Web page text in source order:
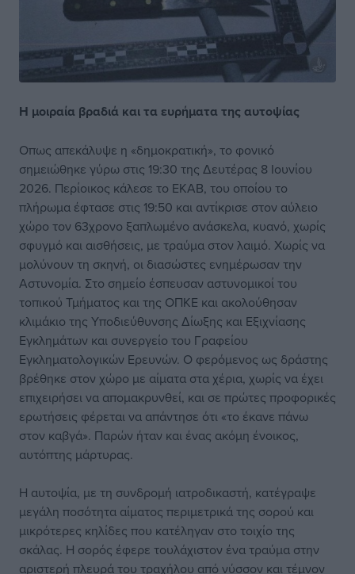
Η μοιραία βραδιά και τα ευρήματα της αυτοψίας
Οπως απεκάλυψε η «δημοκρατική», το φονικό
σημειώθηκε γύρω στις 19:30 της Δευτέρας 8 Ιουνίου
2026. Περίοικος κάλεσε το ΕΚΑΒ, του οποίου το
πλήρωμα έφτασε στις 19:50 και αντίκρισε στον αύλειο
χώρο τον 63χρονο ξαπλωμένο ανάσκελα, κυανό, χωρίς
σφυγμό και αισθήσεις, με τραύμα στον λαιμό. Χωρίς να
μολύνουν τη σκηνή, οι διασώστες ενημέρωσαν την
Αστυνομία. Στο σημείο έσπευσαν αστυνομικοί του
τοπικού Τμήματος και της ΟΠΚΕ και ακολούθησαν
κλιμάκιο της Υποδιεύθυνσης Δίωξης και Εξιχνίασης
Εγκλημάτων και συνεργείο του Γραφείου
Εγκληματολογικών Ερευνών. Ο φερόμενος ως δράστης
βρέθηκε στον χώρο με αίματα στα χέρια, χωρίς να έχει
επιχειρήσει να απομακρυνθεί, και σε πρώτες προφορικές
ερωτήσεις φέρεται να απάντησε ότι «το έκανε πάνω
στον καβγά». Παρών ήταν και ένας ακόμη ένοικος,
αυτόπτης μάρτυρας.
Η αυτοψία, με τη συνδρομή ιατροδικαστή, κατέγραψε
μεγάλη ποσότητα αίματος περιμετρικά της σορού και
μικρότερες κηλίδες που κατέληγαν στο τοιχίο της
σκάλας. Η σορός έφερε τουλάχιστον ένα τραύμα στην
αριστερή πλευρά του τραχήλου από νύσσον και τέμνον